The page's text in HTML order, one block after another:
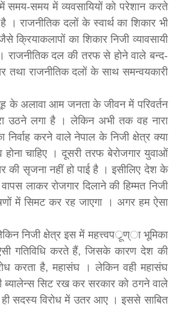
में समय-समय में व्यवसायियों को परेशान करते
। राजनीतिक दलों के स्वार्थ का शिकार भी
क्रियाकलापों का शिकार निजी व्यावसायी
दल की तरफ से होने वाले बन्द-
तथा राजनीतिक दलों के साथ समन्वयकारी
के अलावा आम जनता के जीवन में परिवर्तन
उठने लगा है । लेकिन अभी तक वह नारा
करने वाले नेपाल के निजी क्षेत्र क्या
चाहिए । दूसरी तरफ बेरोजगार युवाओं
की सृजना नहीं हो पाई है । इसीलिए देश के
लाकर रोजगार दिलाने की हिम्मत निजी
में सिमट कर रह जाएगा । अगर हम ऐसा
निजी क्षेत्र इस में महत्त्वपर्ूण्ा भूमिका
ऐसी गतिविधि करते हैं, जिसके कारण देश की
करता है, महासंघ । लेकिन वही महासंघ
ब्यालेन्स सिट रख कर सरकार को ठगने वाले
ही सदस्य विरोध में उतर आए । इससे साबित
से जीत हासिल करुँंगी –रेणु दाहाल
ago
रूप में अपनी उम्मीदवारी दे चुकी रेणु दाहाल ने कहा है